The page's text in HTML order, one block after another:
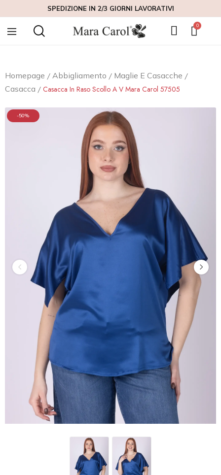
SPEDIZIONE IN 2/3 GIORNI LAVORATIVI
Homepage Abbigliamento
Maglie E Casacche
Casacca
Casacca In Raso Scollo A V Mara Carol 57505
-50%